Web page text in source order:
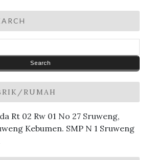
RUMAH
Rt 02 Rw 01 No 27 Sruweng,
Kebumen. SMP N 1 Sruweng